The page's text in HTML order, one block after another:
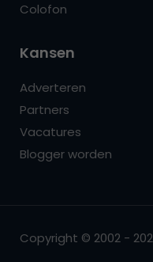
Colofon
Kansen
Adverteren
Partners
Vacatures
Blogger worden
Copyright © 2002 -